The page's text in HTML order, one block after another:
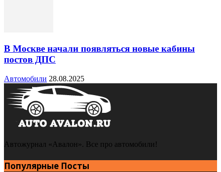
В Москве начали появляться новые кабины
постов ДПС
Автомобили 28.08.2025
Автожурнал «Авалон». Все про автомобили!
Популярные Посты